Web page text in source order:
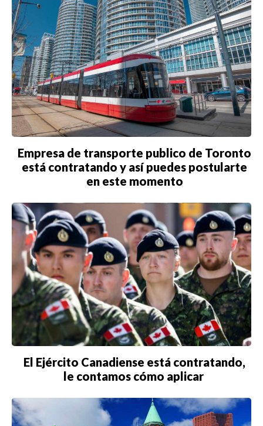
Empresa de transporte publico de Toronto
está contratando y así puedes postularte
en este momento
El Ejército Canadiense está contratando,
le contamos cómo aplicar